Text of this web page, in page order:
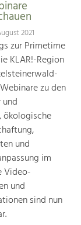
2021
zur Primetime
KLAR!-Region
zu den
und
ökologische
und
im
Video-
und
sind nun